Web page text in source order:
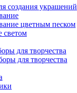
создания украшений
цветным песком
светом
для творчества
для творчества